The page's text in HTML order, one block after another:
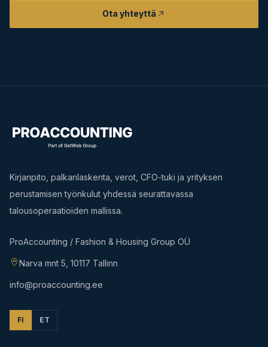
Ota yhteyttä
Kirjanpito, palkanlaskenta, verot, CFO-tuki ja yrityksen
perustamisen työnkulut yhdessä seurattavassa
talousoperaatioiden mallissa.
ProAccounting / Fashion & Housing Group OÜ
Narva mnt 5, 10117 Tallinn
info@proaccounting.ee
FI ET